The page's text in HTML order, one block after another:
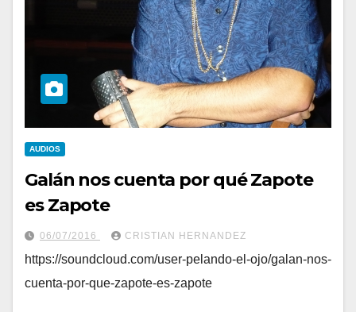
AUDIOS
Galán nos cuenta por qué Zapote
es Zapote
06/07/2016 CRISTIAN HERNANDEZ
https://soundcloud.com/user-pelando-el-ojo/galan-nos-
cuenta-por-que-zapote-es-zapote